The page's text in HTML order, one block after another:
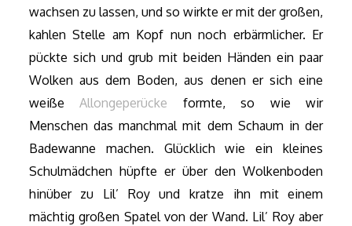
wachsen zu lassen, und so wirkte er mit der großen,
kahlen Stelle am Kopf nun noch erbärmlicher. Er
pückte sich und grub mit beiden Händen ein paar
Wolken aus dem Boden, aus denen er sich eine
weißeAllongeperücke formte, so wie wir
Menschen das manchmal mit dem Schaum in der
Badewanne machen. Glücklich wie ein kleines
Schulmädchen hüpfte er über den Wolkenboden
hinüber zu Lil’ Roy und kratze ihn mit einem
mächtig großen Spatel von der Wand. Lil’ Roy aber